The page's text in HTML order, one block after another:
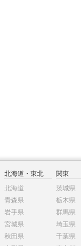
北海道・東北
北海道
青森県
岩手県
宮城県
秋田県
関東
茨城県
栃木県
群馬県
埼玉県
千葉県